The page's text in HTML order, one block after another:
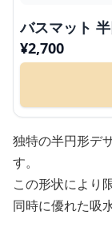
バスマット
¥2,700
独特の半円形デ
す。
この形状により
同時に優れた吸